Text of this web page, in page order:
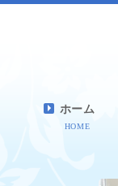
ホーム
HOME